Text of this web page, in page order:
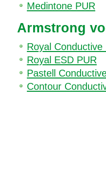
Medintone PUR
Armstrong
Royal Conductive
Royal ESD PUR
Pastell
Contour